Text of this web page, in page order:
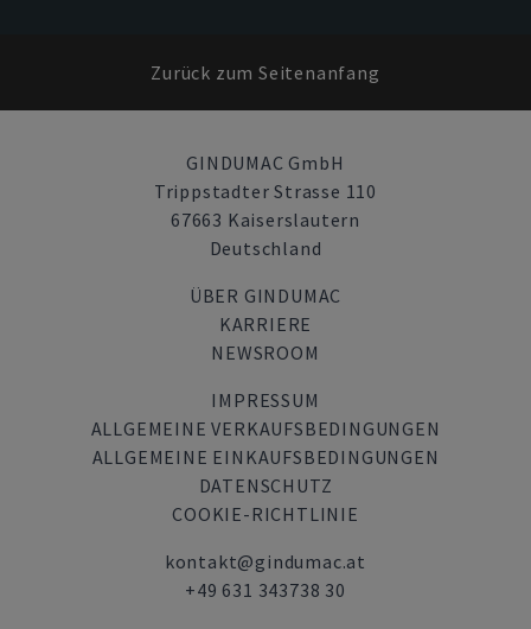
Zurück zum Seitenanfang
GINDUMAC GmbH
Trippstadter Strasse 110
67663 Kaiserslautern
Deutschland
ÜBER GINDUMAC
KARRIERE
NEWSROOM
IMPRESSUM
ALLGEMEINE VERKAUFSBEDINGUNGEN
ALLGEMEINE EINKAUFSBEDINGUNGEN
DATENSCHUTZ
COOKIE-RICHTLINIE
kontakt@gindumac.at
+49 631 343738 30